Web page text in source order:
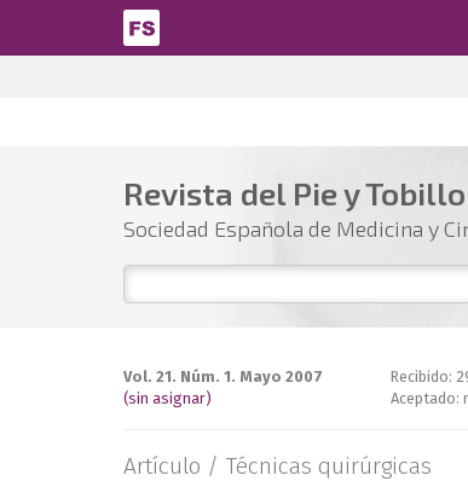
Pasar al contenido principal
Revista del Pie y Tobillo
Sociedad Española de Medicina y
Vol. 21. Núm. 1. Mayo 2007
(sin asignar)
Recibido:
Aceptado:
Artículo / Técnicas quirúrgicas